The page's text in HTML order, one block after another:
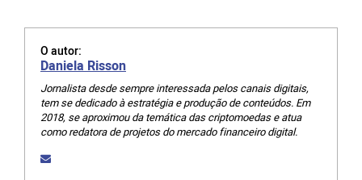
O autor:
Daniela Risson
Jornalista desde sempre interessada pelos canais digitais,
tem se dedicado à estratégia e produção de conteúdos. Em
2018, se aproximou da temática das criptomoedas e atua
como redatora de projetos do mercado financeiro digital.